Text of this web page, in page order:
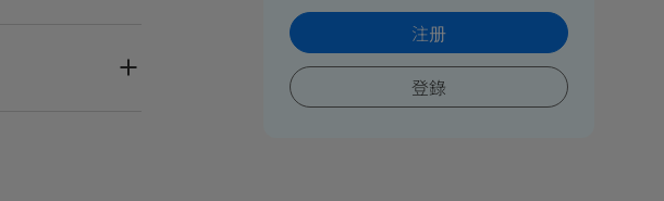
注册
登錄